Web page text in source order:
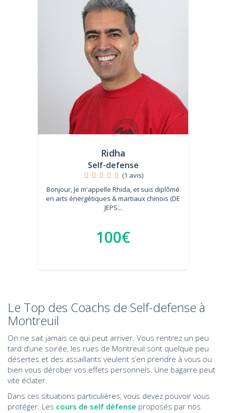
Ridha
Self-defense
(1 avis)
Bonjour, Je m'appelle Rhida, et suis diplômé
en arts énergétiques & martiaux chinois (DE
JEPS...
100€
Le Top des Coachs de Self-defense à
Montreuil
On ne sait jamais ce qui peut arriver. Vous rentrez un peu
tard d’une soirée, les rues de Montreuil sont quelque peu
désertes et des assaillants veulent s’en prendre à vous ou
bien vous dérober vos effets personnels. Une bagarre peut
vite éclater.
Dans ces situations particulières, vous devez pouvoir vous
protéger. Les cours de self défense proposés par nos